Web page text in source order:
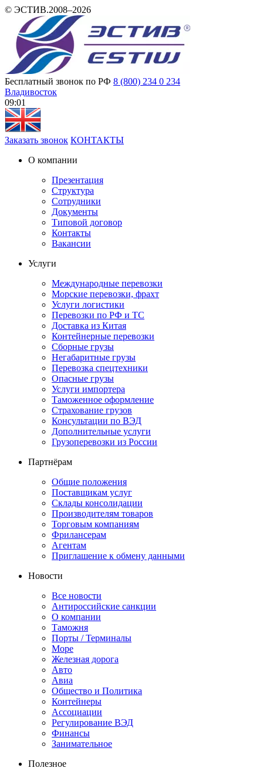
© ЭСТИВ.2008–2026
Бесплатный звонок по РФ 8 (800) 234 0 234
Владивосток
09 01
Заказать звонок КОНТАКТЫ
О компании
Презентация
Структура
Сотрудники
Документы
Типовой договор
Контакты
Вакансии
Услуги
Международные перевозки
Морские перевозки, фрахт
Услуги логистики
Перевозки по РФ и ТС
Доставка из Китая
Контейнерные перевозки
Сборные грузы
Негабаритные грузы
Перевозка спецтехники
Опасные грузы
Услуги импортера
Таможенное оформление
Страхование грузов
Консультации по ВЭД
Дополнительные услуги
Грузоперевозки из России
Партнёрам
Общие положения
Поставщикам услуг
Склады консолидации
Производителям товаров
Торговым компаниям
Фрилансерам
Агентам
Приглашение к обмену данными
Новости
Все новости
Антироссийские санкции
О компании
Таможня
Порты / Терминалы
Море
Железная дорога
Авто
Авиа
Общество и Политика
Контейнеры
Ассоциации
Регулирование ВЭД
Финансы
Занимательное
Полезное